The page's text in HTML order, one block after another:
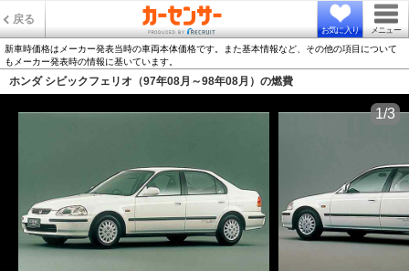
戻る
お気に入り メニュー
新車時価格はメーカー発表当時の車両本体価格です。また基本情報など、その他の項目について
もメーカー発表時の情報に基いています。
ホンダ シビックフェリオ（97年08月～98年08月）の燃費
1/3